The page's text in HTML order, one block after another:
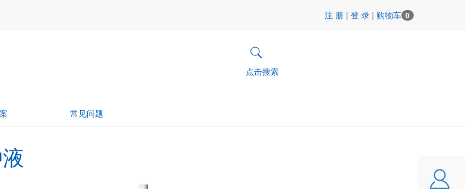
注 册 | 登 录 | 购物车 0
点击搜索
常见问题